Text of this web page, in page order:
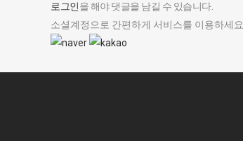
로그인을 해야 댓글을 남길 수 있습니다.
소셜계정으로 간편하게 서비스를 이용하세요